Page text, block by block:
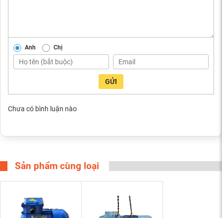
Anh Chị
GỬI
Chưa có bình luận nào
Sản phẩm cùng loại